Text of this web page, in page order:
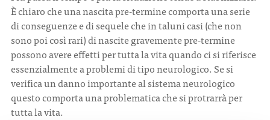
È chiaro che una nascita pre-termine comporta una serie
di conseguenze e di sequele che in taluni casi (che non
sono poi così rari) di nascite gravemente pre-termine
possono avere effetti per tutta la vita quando ci si riferisce
essenzialmente a problemi di tipo neurologico. Se si
verifica un danno importante al sistema neurologico
questo comporta una problematica che si protrarrà per
tutta la vita.